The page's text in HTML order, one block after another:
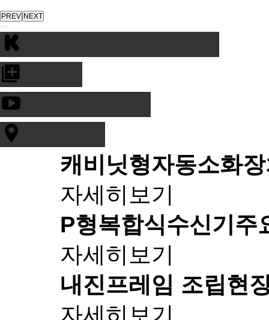
PREV NEXT
캐비닛형자동소화
자세히보기
P형복합식수신기 주
자세히보기
내진프레임 조립현
자세히보기